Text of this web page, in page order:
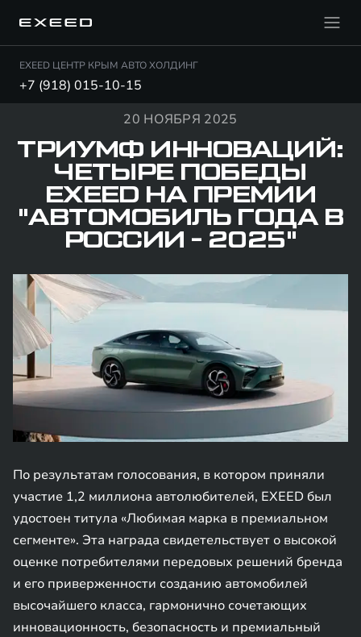
EXEED ЦЕНТР КРЫМ АВТО ХОЛДИНГ
+7 (918) 015-10-15
20 НОЯБРЯ 2025
ТРИУМФ ИННОВАЦИЙ:
ЧЕТЫРЕ ПОБЕДЫ
EXEED НА ПРЕМИИ
"АВТОМОБИЛЬ ГОДА В
РОССИИ - 2025"
По результатам голосования, в котором приняли
участие 1,2 миллиона автолюбителей, EXEED был
удостоен титула «Любимая марка в премиальном
сегменте». Эта награда свидетельствует о высокой
оценке потребителями передовых решений бренда
и его приверженности созданию автомобилей
высочайшего класса, гармонично сочетающих
инновационность, безопасность и премиальный